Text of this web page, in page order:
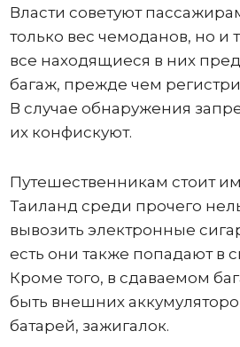
Власти советуют
только вес чемоданов, но и
все находящиеся в них
багаж, прежде чем
В случае обнаружения
их конфискуют.
Путешественникам стоит
Таиланд среди прочего
вывозить электронные
есть они также попадают в
Кроме того, в сдаваемом
быть внешних
батарей, зажигалок.